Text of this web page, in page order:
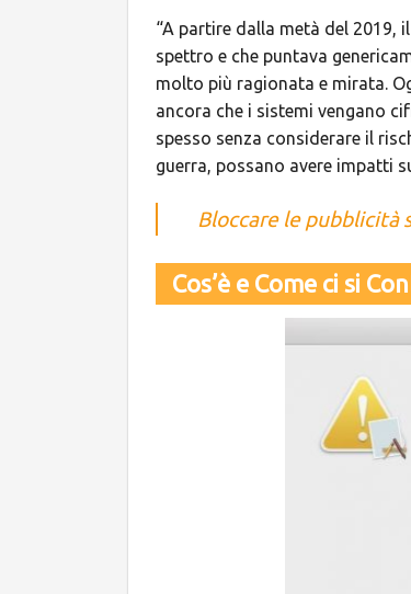
“A partire dalla metà del 2019,
spettro e che puntava
molto più ragionata e mirata.
ancora che i sistemi vengano
spesso senza considerare il
guerra, possano avere impatti
Bloccare le pubblicità
Cos’è e Come ci si